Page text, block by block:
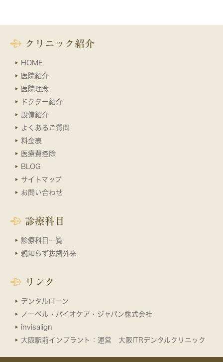
クリニック紹介
HOME
医院紹介
医院理念
ドクター紹介
設備紹介
よくあるご質問
料金表
医療費控除
BLOG
サイトマップ
お問い合わせ
診療科目
診療科目一覧
親知らず抜歯外来
リンク
デンタルローン
ノーベル・バイオケア・ジャパン株式会社
invisalign
大阪駅前インプラント：運営 大阪ITRデンタルクリニック